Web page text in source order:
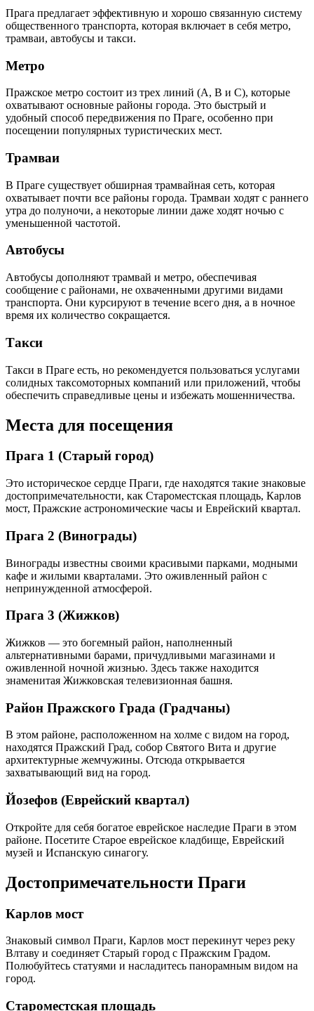
Прага предлагает эффективную и хорошо связанную систему
общественного транспорта, которая включает в себя метро,
трамваи, автобусы и такси.
Метро
Пражское метро состоит из трех линий (A, B и C), которые
охватывают основные районы города. Это быстрый и
удобный способ передвижения по Праге, особенно при
посещении популярных туристических мест.
Трамваи
В Праге существует обширная трамвайная сеть, которая
охватывает почти все районы города. Трамваи ходят с раннего
утра до полуночи, а некоторые линии даже ходят ночью с
уменьшенной частотой.
Автобусы
Автобусы дополняют трамвай и метро, обеспечивая
сообщение с районами, не охваченными другими видами
транспорта. Они курсируют в течение всего дня, а в ночное
время их количество сокращается.
Такси
Такси в Праге есть, но рекомендуется пользоваться услугами
солидных таксомоторных компаний или приложений, чтобы
обеспечить справедливые цены и избежать мошенничества.
Места для посещения
Прага 1 (Старый город)
Это историческое сердце Праги, где находятся такие знаковые
достопримечательности, как Староместская площадь, Карлов
мост, Пражские астрономические часы и Еврейский квартал.
Прага 2 (Винограды)
Винограды известны своими красивыми парками, модными
кафе и жилыми кварталами. Это оживленный район с
непринужденной атмосферой.
Прага 3 (Жижков)
Жижков — это богемный район, наполненный
альтернативными барами, причудливыми магазинами и
оживленной ночной жизнью. Здесь также находится
знаменитая Жижковская телевизионная башня.
Район Пражского Града (Градчаны)
В этом районе, расположенном на холме с видом на город,
находятся Пражский Град, собор Святого Вита и другие
архитектурные жемчужины. Отсюда открывается
захватывающий вид на город.
Йозефов (Еврейский квартал)
Откройте для себя богатое еврейское наследие Праги в этом
районе. Посетите Старое еврейское кладбище, Еврейский
музей и Испанскую синагогу.
Достопримечательности Праги
Карлов мост
Знаковый символ Праги, Карлов мост перекинут через реку
Влтаву и соединяет Старый город с Пражским Градом.
Полюбуйтесь статуями и насладитесь панорамным видом на
город.
Староместская площадь